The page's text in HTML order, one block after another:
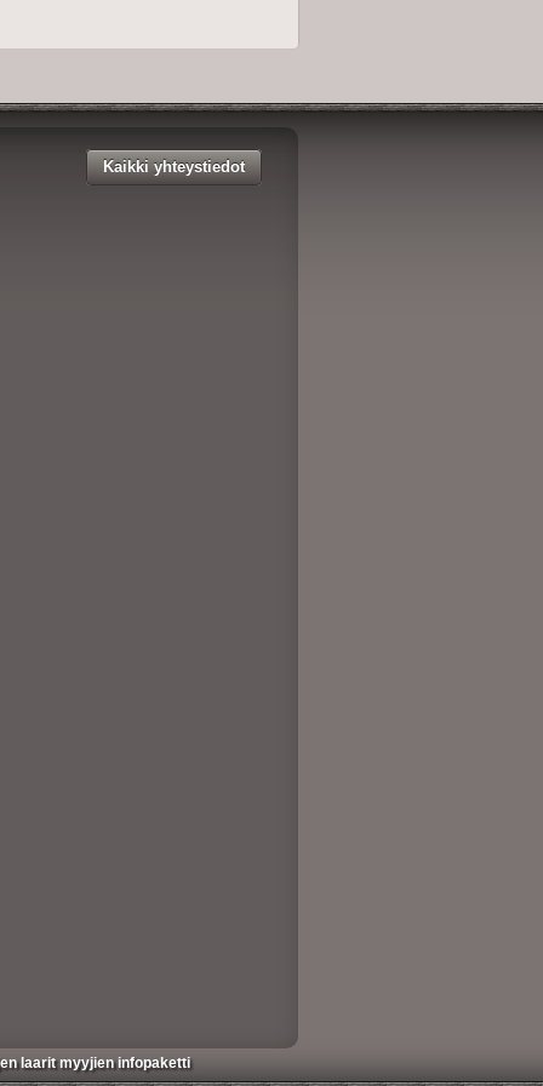
Kaikki yhteystiedot
laarit myyjien infopaketti